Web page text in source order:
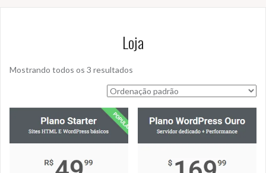
Loja
Mostrando todos os 3 resultados